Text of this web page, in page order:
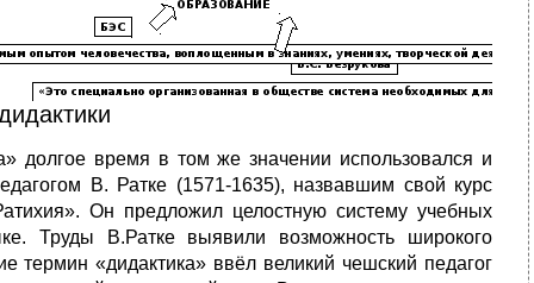
долгое время в том же значении использовался и
В. Ратке (1571-1635), назвавшим свой курс
Он предложил целостную систему учебных
Труды В.Ратке выявили возможность широкого
термин «дидактика» ввёл великий чешский педагог